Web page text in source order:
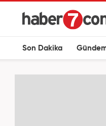
Son Dakika